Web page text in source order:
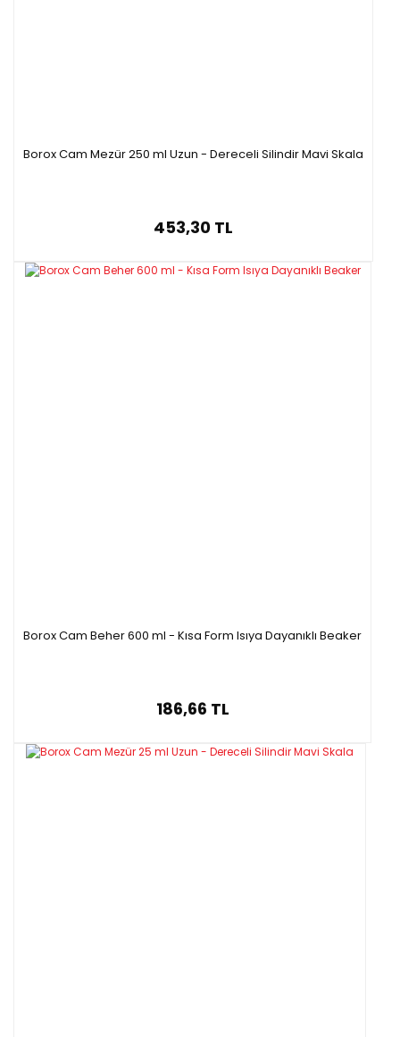
Borox Cam Mezür 250 ml Uzun - Dereceli Silindir Mavi Skala
453,30 TL
Borox Cam Beher 600 ml - Kısa Form Isıya Dayanıklı Beaker
186,66 TL